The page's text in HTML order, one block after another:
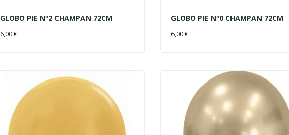
GLOBO PIE Nº2 CHAMPAN 72CM
6,00 €
GLOBO PIE Nº0 CHAMPAN 72CM
6,00 €